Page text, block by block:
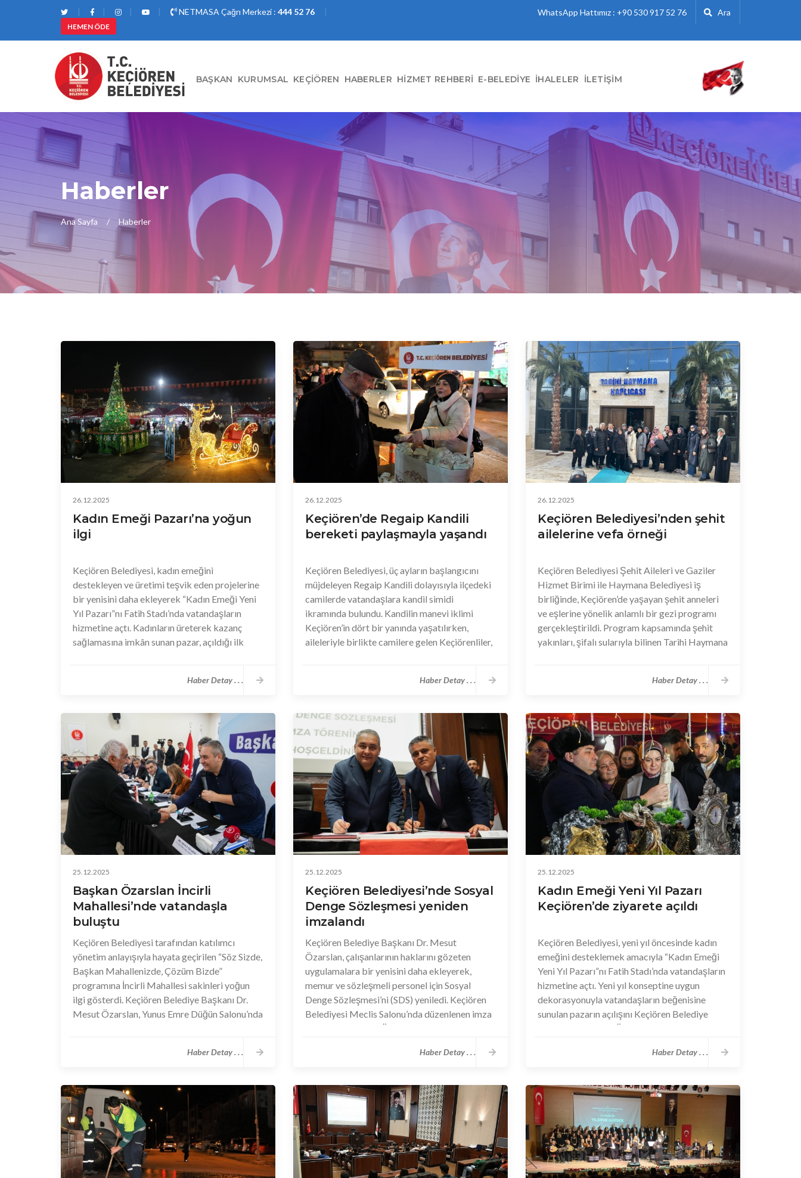
NETMASA Çağrı Merkezi : 444 52 76
HEMEN ÖDE
WhatsApp Hattımız : +90 530 917 52 76 Ara
BAŞKAN KURUMSAL KEÇIÖREN HABERLER HIZMET REHBERI E-BELEDIYE İHALELER İLETIŞIM
Haberler
Ana Sayfa Haberler
26.12.2025
Kadın Emeği Pazarı’na yoğun
ilgi
Keçiören Belediyesi, kadın emeğini
destekleyen ve üretimi teşvik eden projelerine
bir yenisini daha ekleyerek “Kadın Emeği Yeni
Yıl Pazarı”nı Fatih Stadı’nda vatandaşların
hizmetine açtı. Kadınların üreterek kazanç
sağlamasına imkân sunan pazar, açıldığı ilk
Haber Detay . . .
26.12.2025
Keçiören’de Regaip Kandili
bereketi paylaşmayla yaşandı
Keçiören Belediyesi, üç ayların başlangıcını
müjdeleyen Regaip Kandili dolayısıyla ilçedeki
camilerde vatandaşlara kandil simidi
ikramında bulundu. Kandilin manevi iklimi
Keçiören’in dört bir yanında yaşatılırken,
aileleriyle birlikte camilere gelen Keçiörenliler,
Haber Detay . . .
26.12.2025
Keçiören Belediyesi’nden şehit
ailelerine vefa örneği
Keçiören Belediyesi Şehit Aileleri ve Gaziler
Hizmet Birimi ile Haymana Belediyesi iş
birliğinde, Keçiören’de yaşayan şehit anneleri
ve eşlerine yönelik anlamlı bir gezi programı
gerçekleştirildi. Program kapsamında şehit
yakınları, şifalı sularıyla bilinen Tarihi Haymana
gün boyunca sunulan tüm hizmetlerden
planlanan organizasyon, katılımcılar tarafından
memnuniyetle karşılandı.
Haber Detay . . .
25.12.2025
Başkan Özarslan İncirli
Mahallesi’nde vatandaşla
buluştu
Keçiören Belediyesi tarafından katılımcı
yönetim anlayışıyla hayata geçirilen “Söz Sizde,
Başkan Mahallenizde, Çözüm Bizde”
programına İncirli Mahallesi sakinleri yoğun
ilgi gösterdi. Keçiören Belediye Başkanı Dr.
Mesut Özarslan, Yunus Emre Düğün Salonu’nda
önerileri sundu. Saygı duruşu ve İstiklal
CHP Ankara Milletvekili Semra Dinçer, CHP
Keçiören İlçe Başkanı Görkem Cevahir
Yıldırım, İncirli Mahalle Muhtarı Bektaş Yener
Çelik, belediye meclis üyeleri, başkan
yardımcıları, birim müdürleri, sivil toplum
kuruluşu temsilcileri ve çok sayıda mahalle
sakini katıldı.
Haber Detay . . .
25.12.2025
Keçiören Belediyesi’nde Sosyal
Denge Sözleşmesi yeniden
imzalandı
Keçiören Belediye Başkanı Dr. Mesut
Özarslan, çalışanlarının haklarını gözeten
uygulamalara bir yenisini daha ekleyerek,
memur ve sözleşmeli personel için Sosyal
Denge Sözleşmesi’ni (SDS) yeniledi. Keçiören
Belediyesi Meclis Salonu’nda düzenlenen imza
töreninde, Başkan Özarslan ve Tüm Yerel
arasında, 8. Dönem Toplu Sözleşme tavan
Haber Detay . . .
25.12.2025
Kadın Emeği Yeni Yıl Pazarı
Keçiören’de ziyarete açıldı
Keçiören Belediyesi, yeni yıl öncesinde kadın
emeğini desteklemek amacıyla “Kadın Emeği
Yeni Yıl Pazarı”nı Fatih Stadı’nda vatandaşların
hizmetine açtı. Yeni yıl konseptine uygun
dekorasyonuyla vatandaşların beğenisine
sunulan pazarın açılışını Keçiören Belediye
Başkanı Dr. Mesut Özarslan, eşi Filiz
gerçekleştirirken, programa CHP Ankara
Haber Detay . . .